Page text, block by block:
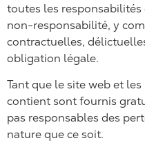
toutes les
non-responsabilité, y
contractuelles,
obligation légale.
Tant que le site web et
contient sont fournis
pas responsables des
nature que ce soit.